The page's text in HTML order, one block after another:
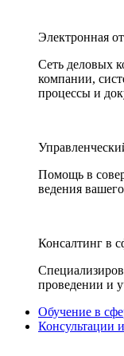
Электронная
Сеть деловых
компании,
процессы и
Помощь в
ведения
Консалтинг в
проведении и
Обучение в
Консультации